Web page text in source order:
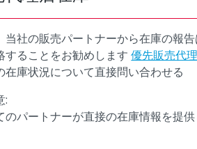
当社の販売パートナーから在庫の報告
することをお勧めします 優先販売代
在庫状況について直接問い合わせる
:
のパートナーが直接の在庫情報を提